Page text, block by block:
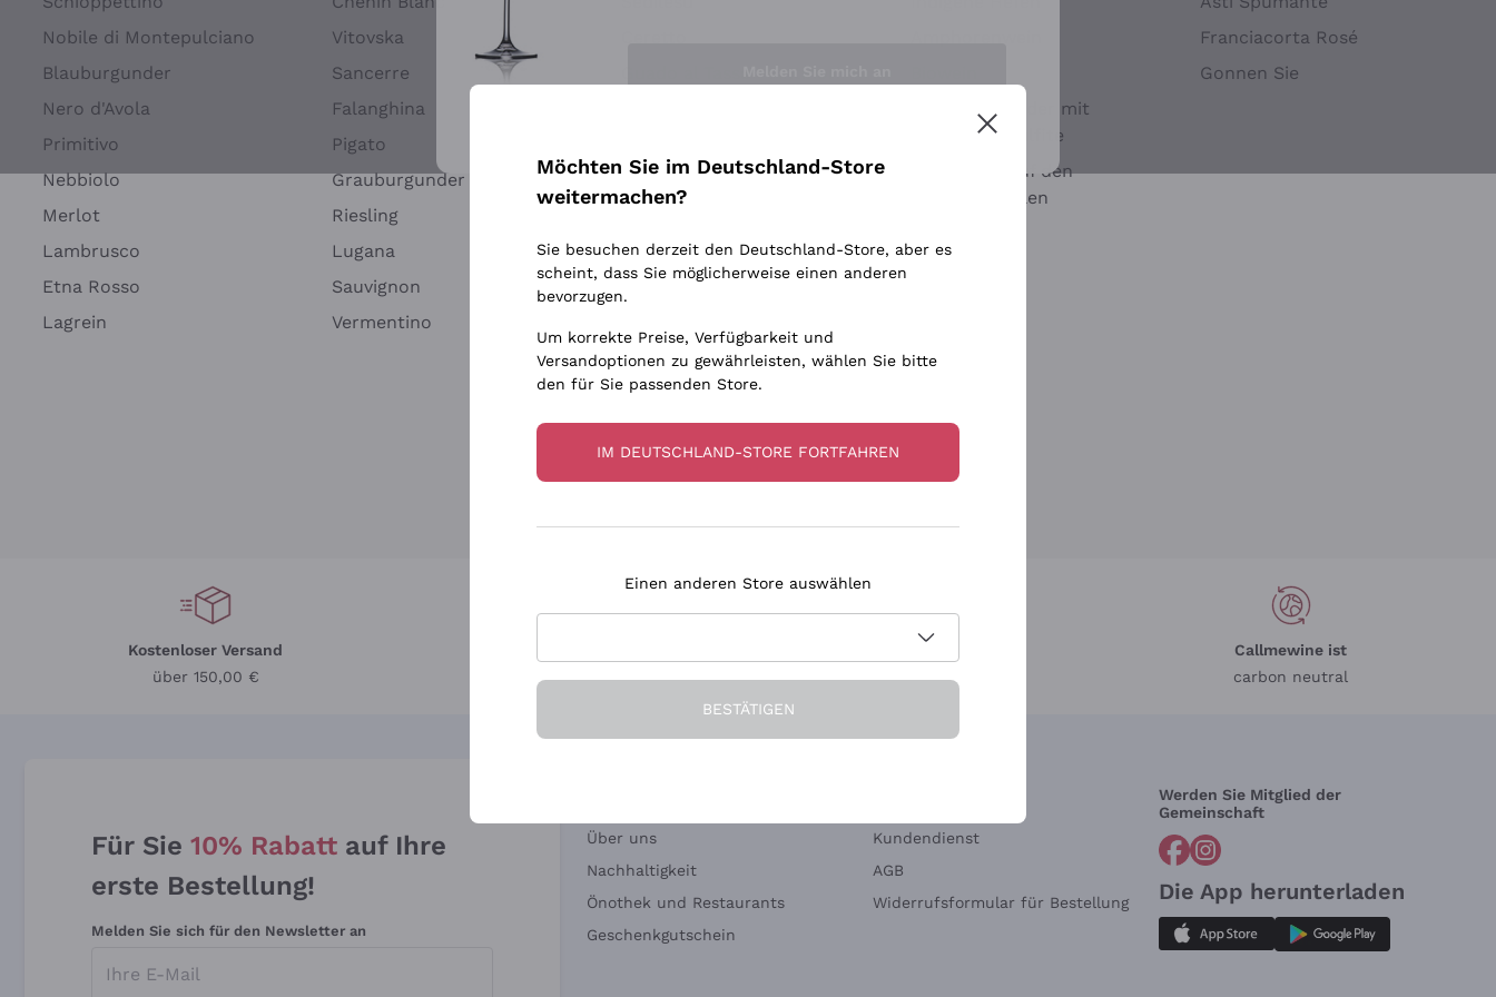
Nobile di Montepulciano
Blauburgunder
Nero d'Avola
Primitivo
Nebbiolo
Merlot
Lambrusco
Etna Rosso
Lagrein
Vitovska
Sancerre
Falanghina
Pigato
Grauburgunder
Riesling
Lugana
Sauvignon
Vermentino
Ca' dei Frati
Biondi Santi
Quintarelli Giuseppe
Rinaldi Giuseppe
Egly Ouriet
Jacquesson
Agrapart
Ohne Sulfit oder mit
minimalen Sulfite
Maischung auf den
Traubenschalen
Franciacorta Rosé
Gonnen Sie
Kostenloser Versand
über 150,00 €
in Deutschland
in 3 Raten
Callmewine ist
carbon neutral
Für Sie 10% Rabatt auf Ihre
erste Bestellung!
Melden Sie sich für den Newsletter an
Über uns
Nachhaltigkeit
Önothek und Restaurants
Geschenkgutschein
Kundendienst
AGB
Widerrufsformular für Bestellung
Werden Sie Mitglied der
Gemeinschaft
Die App herunterladen
Möchten Sie im Deutschland-Store
weitermachen?
Sie besuchen derzeit den Deutschland-Store, aber es
scheint, dass Sie möglicherweise einen anderen
bevorzugen.
Um korrekte Preise, Verfügbarkeit und
Versandoptionen zu gewährleisten, wählen Sie bitte
den für Sie passenden Store.
IM DEUTSCHLAND-STORE FORTFAHREN
Einen anderen Store auswählen
BESTÄTIGEN